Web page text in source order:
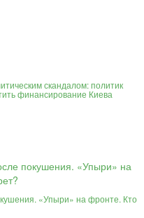
скандалом: политик
финансирование Киева
«Упыри» на фронте. Кто